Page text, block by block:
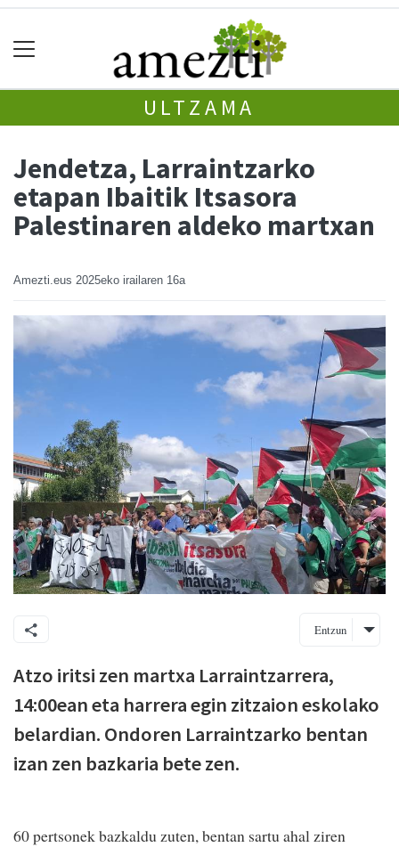
ULTZAMA
Jendetza, Larraintzarko
etapan Ibaitik Itsasora
Palestinaren aldeko martxan
Amezti.eus 2025eko irailaren 16a
Entzun
Atzo iritsi zen martxa Larraintzarrera,
14:00ean eta harrera egin zitzaion eskolako
belardian. Ondoren Larraintzarko bentan
izan zen bazkaria bete zen.
60 pertsonek bazkaldu zuten, bentan sartu ahal ziren